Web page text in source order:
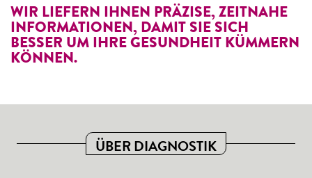
WIR LIEFERN IHNEN PRÄZISE, ZEITNAHE
INFORMATIONEN, DAMIT SIE SICH
BESSER UM IHRE GESUNDHEIT KÜMMERN
KÖNNEN.
ÜBER DIAGNOSTIK